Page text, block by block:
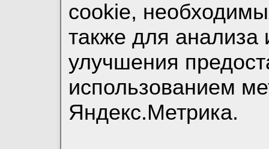
cookie,
также для анализа
улучшения
использованием
Яндекс.Метрика.